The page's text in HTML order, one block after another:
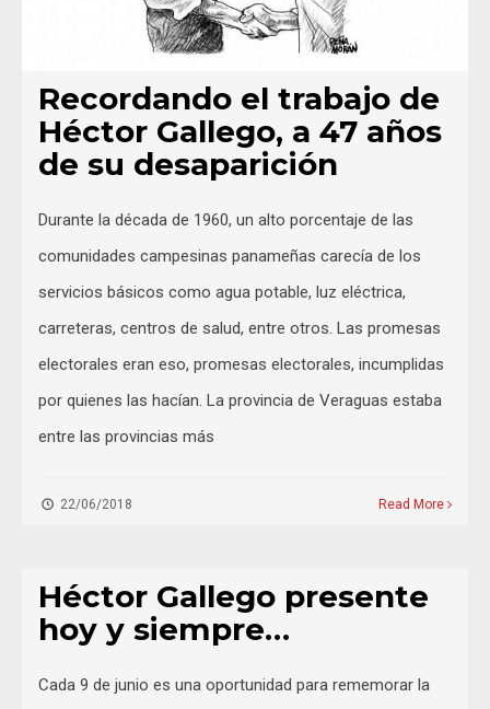
Recordando el trabajo de
Héctor Gallego, a 47 años
de su desaparición
Durante la década de 1960, un alto porcentaje de las
comunidades campesinas panameñas carecía de los
servicios básicos como agua potable, luz eléctrica,
carreteras, centros de salud, entre otros. Las promesas
electorales eran eso, promesas electorales, incumplidas
por quienes las hacían. La provincia de Veraguas estaba
entre las provincias más
22/06/2018 Read More
Héctor Gallego presente
hoy y siempre…
Cada 9 de junio es una oportunidad para rememorar la